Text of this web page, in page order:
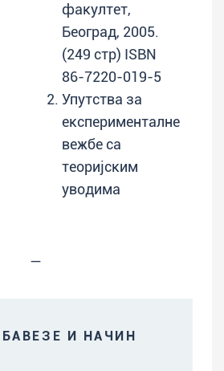
факултет,
Београд, 2005.
(249 стр) ISBN
86-7220-019-5
Упутства за
експерименталне
вежбе са
теоријским
уводима
—
И НАЧИН